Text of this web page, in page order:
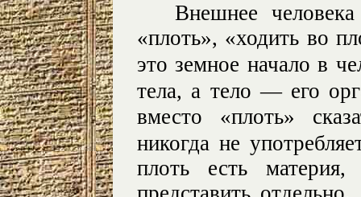
Внешнее
«плоть», «ходить во
это земное начало в
тела, а тело — его
вместо «плоть»
никогда не
плоть есть